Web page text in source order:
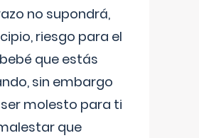
no supondrá,
riesgo para el
que estás
sin embargo
molesto para ti
que